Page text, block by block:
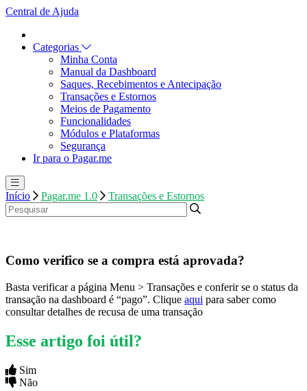
Central de Ajuda
Categorias
Minha Conta
Manual da Dashboard
Saques, Recebimentos e Antecipação
Transações e Estornos
Meios de Pagamento
Funcionalidades
Módulos e Plataformas
Segurança
Ir para o Pagar.me
Início Pagar.me 1.0 Transações e Estornos
Como verifico se a compra está aprovada?
Basta verificar a página Menu > Transações e conferir se o status da
transação na dashboard é “pago”. Clique aqui para saber como
consultar detalhes de recusa de uma transação
Esse artigo foi útil?
Sim
Não